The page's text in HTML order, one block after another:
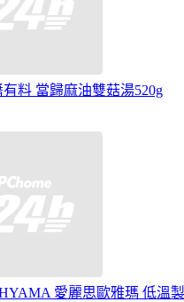
有料 當歸麻油雙菇湯520g
愛麗思歐雅瑪 低溫